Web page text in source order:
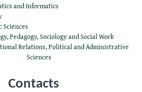
and Informatics
Sciences
Pedagogy, Sociology and Social Work
Relations, Political and Administrative
Sciences
Contacts